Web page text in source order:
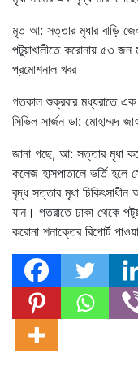
মৃত আ: সত্তার মৃধার বাড়ি
পটুয়াখালীতে করোনায় ৫৩ জন
প্রমোশনাল খবর
গতকাল শুক্রবার মধ্যরাতে এক
সিভিল সার্জন ডা: মোহাম্মদ
জানা গছে, আ: সত্তার মৃধা
কলেজ হাসপাতালে ভর্তি হলে
বৃদ্ধ সত্তার মৃধা চিকিৎসাধীন
যান। গতরাতে ঢাকা থেকে
করোনা শনাক্তের রিপোর্ট